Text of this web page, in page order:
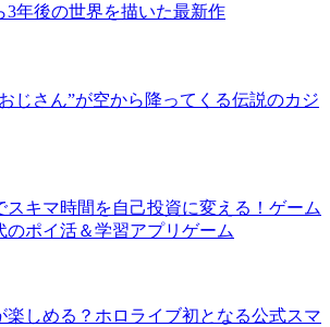
3年後の世界を描いた最新作
じさん”が空から降ってくる伝説のカジ
スキマ時間を自己投資に変える！ゲーム
のポイ活＆学習アプリゲーム
楽しめる？ホロライブ初となる公式スマ